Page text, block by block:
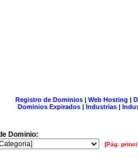
Registro de Dominios| Web Hosting |
Dominios Expirados | Industrias |
Dominio:
[Pág.